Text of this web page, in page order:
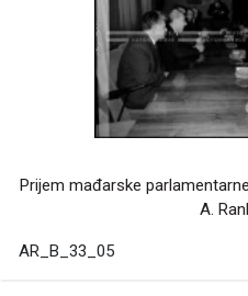
Prijem mađarske
A.
AR_B_33_05